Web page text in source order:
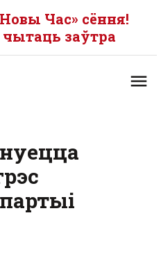
Час» сёння!
заўтра